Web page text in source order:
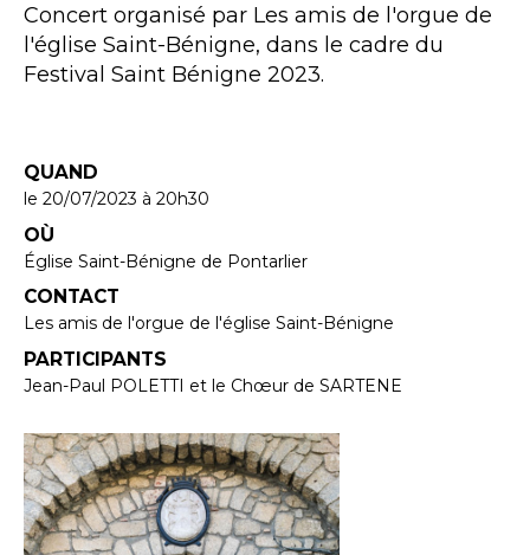
Concert organisé par Les amis de l'orgue de
l'église Saint-Bénigne, dans le cadre du
Festival Saint Bénigne 2023.
QUAND
le 20/07/2023 à 20h30
OÙ
Église Saint-Bénigne de Pontarlier
CONTACT
Les amis de l'orgue de l'église Saint-Bénigne
PARTICIPANTS
Jean-Paul POLETTI et le Chœur de SARTENE